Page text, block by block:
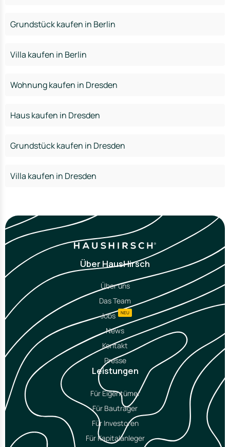
Grundstück kaufen in Berlin
Villa kaufen in Berlin
Wohnung kaufen in Dresden
Haus kaufen in Dresden
Grundstück kaufen in Dresden
Villa kaufen in Dresden
Über HausHirsch
Über uns
Das Team
Jobs
NEU
News
Kontakt
Presse
Leistungen
Für Eigentümer
Für Bauträger
Für Investoren
Für Kapitalanleger